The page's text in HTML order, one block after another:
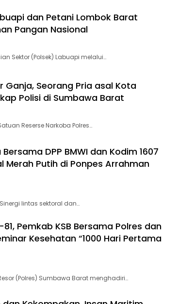
dan Petani Lombok Barat
Pangan Nasional
Sektor (Polsek) Labuapi melalui…
Ganja, Seorang Pria asal Kota
Polisi di Sumbawa Barat
Reserse Narkoba Polres…
DPP BMWI dan Kodim 1607
Merah Putih di Ponpes Arrahman
lintas sektoral dan…
Pemkab KSB Bersama Polres dan
Kesehatan “1000 Hari Pertama
(Polres) Sumbawa Barat menghadiri…